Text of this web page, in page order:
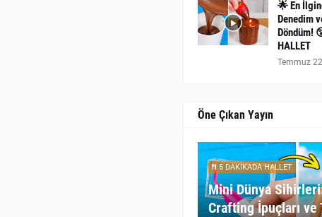
🌟 En
Denedim
Döndüm!
HALLET
Temmuz
Öne Çıkan Yayın
5 DAKİKADA HALLET
Mini Dünya
Crafting İpuçları ve